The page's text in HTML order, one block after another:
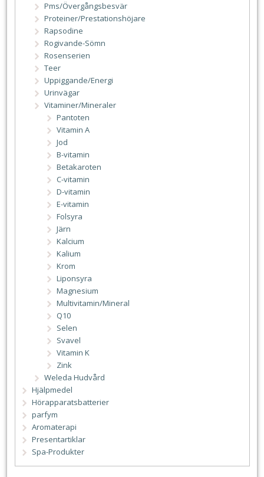
Pms/Övergångsbesvär
Proteiner/Prestationshöjare
Rapsodine
Rogivande-Sömn
Rosenserien
Teer
Uppiggande/Energi
Urinvägar
Vitaminer/Mineraler
Pantoten
Vitamin A
Jod
B-vitamin
Betakaroten
C-vitamin
D-vitamin
E-vitamin
Folsyra
Järn
Kalcium
Kalium
Krom
Liponsyra
Magnesium
Multivitamin/Mineral
Q10
Selen
Svavel
Vitamin K
Zink
Weleda Hudvård
Hjälpmedel
Hörapparatsbatterier
parfym
Aromaterapi
Presentartiklar
Spa-Produkter